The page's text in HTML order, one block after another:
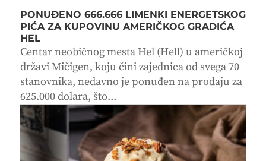
PONUĐENO 666.666 LIMENKI ENERGETSKOG
PIĆA ZA KUPOVINU AMERIČKOG GRADIĆA
HEL
Centar neobičnog mesta Hel (Hell) u američkoj
državi Mičigen, koju čini zajednica od svega 70
stanovnika, nedavno je ponuđen na prodaju za
625.000 dolara, što...